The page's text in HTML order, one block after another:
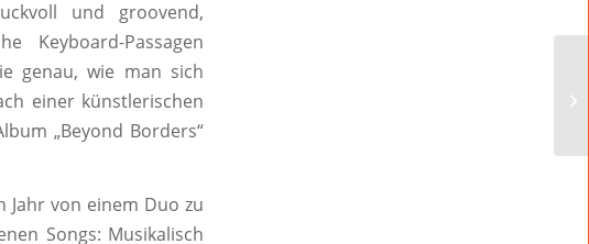
und groovend,
Keyboard-Passagen
genau, wie man sich
einer künstlerischen
„Beyond Borders“
Jahr von einem Duo zu
Songs: Musikalisch